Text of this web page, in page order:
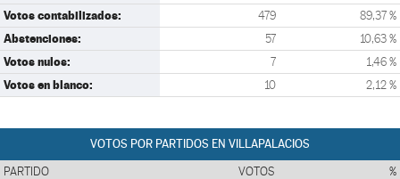
Votos contabilizados: 479 89,37 %
Abstenciones: 57 10,63 %
Votos nulos: 7 1,46 %
Votos en blanco: 10 2,12 %
VOTOS POR PARTIDOS EN VILLAPALACIOS
PARTIDO VOTOS %